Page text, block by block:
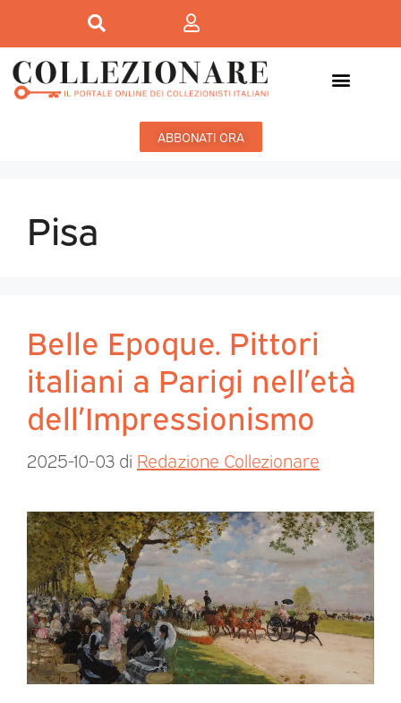
ABBONATI ORA
Pisa
Belle Epoque. Pittori
italiani a Parigi nell’età
dell’Impressionismo
2025-10-03 di Redazione Collezionare